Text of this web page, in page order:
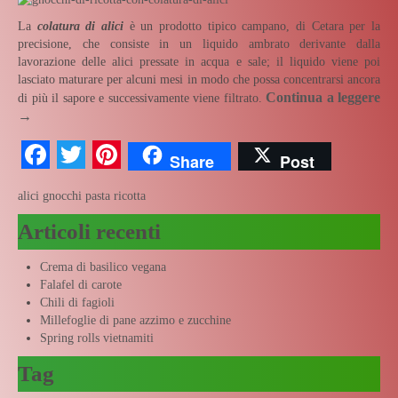
La colatura di alici è un prodotto tipico campano, di Cetara per la
precisione, che consiste in un liquido ambrato derivante dalla
lavorazione delle alici pressate in acqua e sale; il liquido viene poi
lasciato maturare per alcuni mesi in modo che possa concentrarsi ancora
di più il sapore e successivamente viene filtrato. Continua a leggere
→
Facebook
TwitterPinterest
Share Post
alici gnocchi pasta ricotta
Articoli recenti
Crema di basilico vegana
Falafel di carote
Chili di fagioli
Millefoglie di pane azzimo e zucchine
Spring rolls vietnamiti
Tag